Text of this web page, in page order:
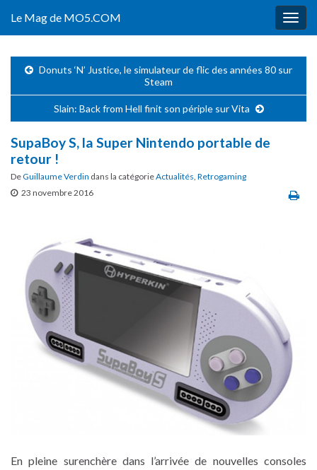
Le Mag de MO5.COM
Donuts ‘N’ Justice, le simulateur de flic des années 80 sur
Steam
Slain: Back from Hell finit son périple sur Vita
SupaBoy S, la Super Nintendo portable de
retour !
DeGuillaume Verdin dans la catégorieActualités, Retrogaming
23 novembre 2016
En pleine surenchère dans l’arrivée de nouvelles consoles